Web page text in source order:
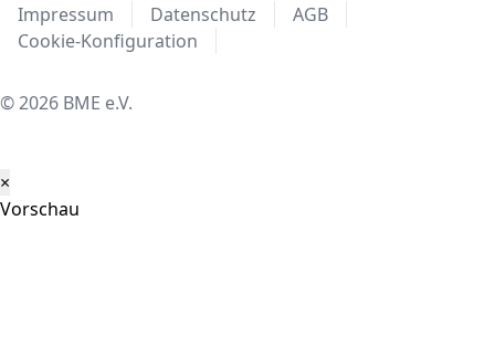
Impressum Datenschutz
AGB
Cookie-Konfiguration
© 2026 BME e.V.
×
Vorschau